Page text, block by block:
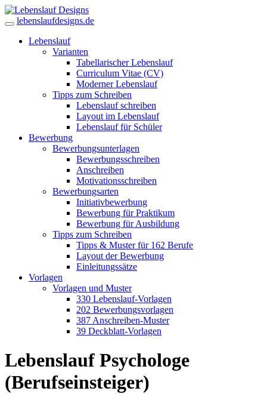
lebenslaufdesigns.de
Lebenslauf
Varianten
Tabellarischer Lebenslauf
Curriculum Vitae (CV)
Moderner Lebenslauf
Tipps zum Schreiben
Lebenslauf schreiben
Layout im Lebenslauf
Lebenslauf für Schüler
Bewerbung
Bewerbungsunterlagen
Bewerbungsschreiben
Anschreiben
Motivationsschreiben
Bewerbungsarten
Initiativbewerbung
Bewerbung für Praktikum
Bewerbung für Ausbildung
Tipps zum Schreiben
Tipps & Muster für 162 Berufe
Layout der Bewerbung
Einleitungssätze
Vorlagen
Vorlagen und Muster
330 Lebenslauf-Vorlagen
202 Bewerbungsvorlagen
387 Anschreiben-Muster
39 Deckblatt-Vorlagen
Lebenslauf Psychologe
(Berufseinsteiger)